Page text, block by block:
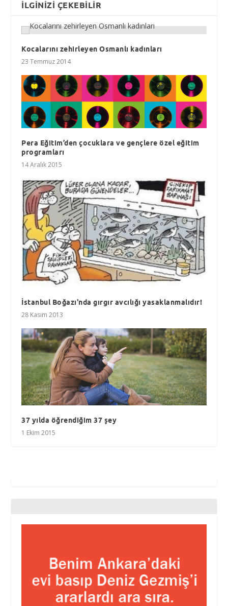
İLGINIZI ÇEKEBILIR
Kocalarını zehirleyen Osmanlı kadınları
23 Temmuz 2014
Pera Eğitim’den çocuklara ve gençlere özel eğitim
programları
14 Aralık 2015
İstanbul Boğazı'nda gırgır avcılığı yasaklanmalıdır!
28 Kasım 2013
37 yılda öğrendiğim 37 şey
1 Ekim 2015